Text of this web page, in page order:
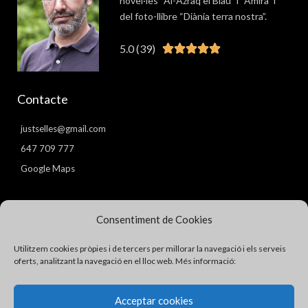
Consentiment de Cookies
Utilitzem cookies pròpies i de tercers per millorar la navegació i els serveis
oferts, analitzant la navegació en el lloc web. Més informació:
Acceptar cookies
del foto-llibre “Diània terra nostra”.
5.0 (39) Valorat
Contacte
justselles@gmail.com
647 709 777
Google Maps
Pàgines
Política de Privacitat